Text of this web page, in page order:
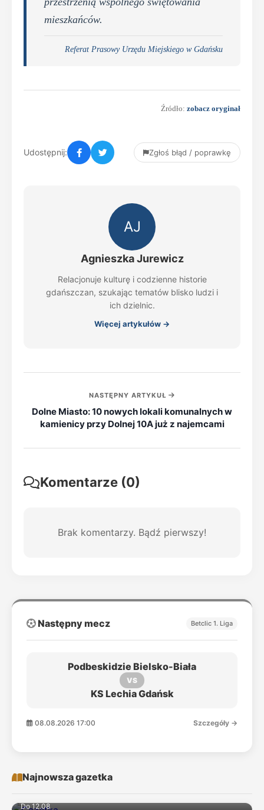
mieszkańców.
Referat Prasowy Urzędu Miejskiego w Gdańsku
Źródło: zobacz oryginał
Udostępnij: Zgłoś błąd / poprawkę
AJ
Agnieszka Jurewicz
Relacjonuje kulturę i codzienne historie
gdańszczan, szukając tematów blisko ludzi i
ich dzielnic.
Więcej artykułów →
NASTĘPNY ARTYKUŁ
Dolne Miasto: 10 nowych lokali komunalnych w
kamienicy przy Dolnej 10A już z najemcami
Komentarze (0)
Brak komentarzy. Bądź pierwszy!
Następny mecz Betclic 1. Liga
Podbeskidzie Bielsko-Biała
VS
KS Lechia Gdańsk
08.08.2026 17:00 Szczegóły →
Najnowsza gazetka
Do 12.08